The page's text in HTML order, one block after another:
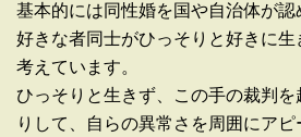
基本的には同性婚を国や自治体が認
好きな者同士がひっそりと好きに生
考えています。
ひっそりと生きず、この手の裁判
りして、自らの異常さを周囲にア